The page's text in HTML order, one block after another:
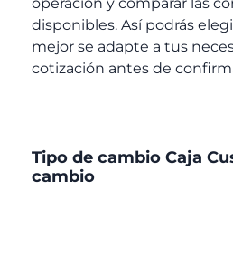
operación y comparar las
disponibles. Así podrás
mejor se adapte a tus
cotización antes de
Tipo de cambio Caja
cambio